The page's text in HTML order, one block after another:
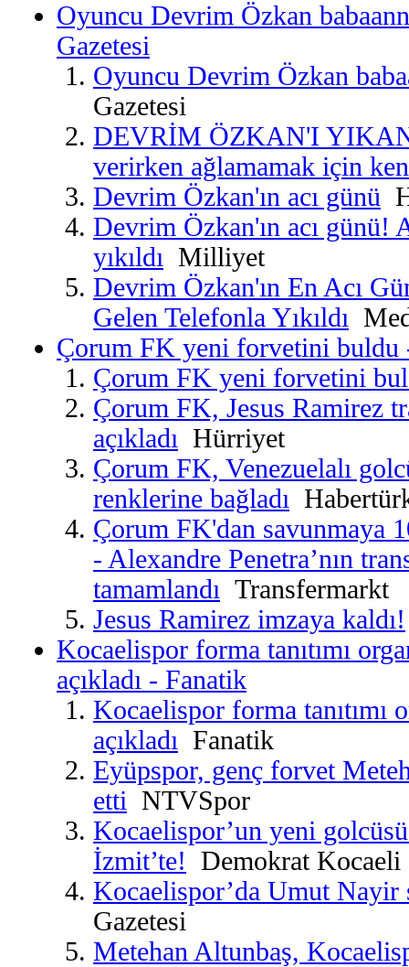
Oyuncu Devrim Özkan
Gazetesi
Oyuncu Devrim Özkan
Gazetesi
DEVRİM ÖZKAN'I
verirken ağlamamak için
Devrim Özkan'ın acı günü
Devrim Özkan'ın acı günü!
yıkıldı Milliyet
Devrim Özkan'ın En Acı
Gelen Telefonla Yıkıldı
Çorum FK yeni forvetini buldu
Çorum FK yeni forvetini
Çorum FK, Jesus Ramirez
açıkladı Hürriyet
Çorum FK, Venezuelalı
renklerine bağladı
Çorum FK'dan savunmaya
- Alexandre Penetra’nın
tamamlandı Transfermarkt
Jesus Ramirez imzaya kaldı!
Kocaelispor forma tanıtımı
açıkladı - Fanatik
Kocaelispor forma tanıtımı
açıkladı Fanatik
Eyüpspor, genç forvet
etti NTVSpor
Kocaelispor’un yeni
İzmit’te! Demokrat Kocaeli
Kocaelispor’da Umut Nayir
Gazetesi
Metehan Altunbaş,